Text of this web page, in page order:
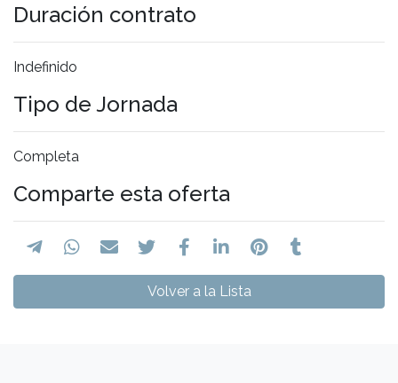
Duración contrato
Indefinido
Tipo de Jornada
Completa
Comparte esta oferta
Volver a la Lista